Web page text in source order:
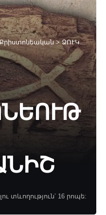
>ՁՈՒԿԸ՝ ՔՐԻՍՏՈՆԵՈՒԹՅԱՆ ԽՈՐՀԴԱՆԻՇ
տևողություն՝ 16 րոպե: